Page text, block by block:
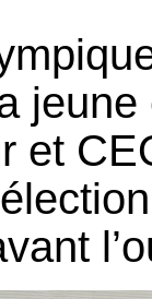
et